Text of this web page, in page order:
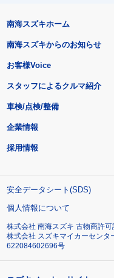
南海スズキホーム
南海スズキからのお知らせ
お客様Voice
スタッフによるクルマ紹介
車検/点検/整備
企業情報
採用情報
安全データシート(SDS)
個人情報について
株式会社 南海スズキ 古物商許
株式会社 スズキマイカーセンタ
622084602696号